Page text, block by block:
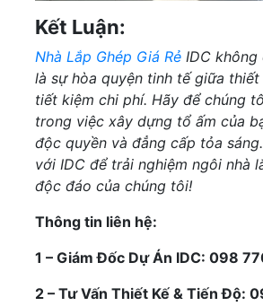
Kết Luận:
Nhà Lắp Ghép Giá Rẻ IDC không
là sự hòa quyện tinh tế giữa
tiết kiệm chi phí. Hãy để chúng
trong việc xây dựng tổ ấm của
độc quyền và đẳng cấp tỏa
với IDC để trải nghiệm ngôi nhà
độc đáo của chúng tôi!
Thông tin liên hệ:
1 – Giám Đốc Dự Án IDC: 098
2 – Tư Vấn Thiết Kế & Tiến Độ: